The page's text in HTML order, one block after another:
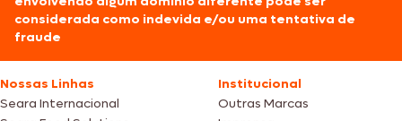
considerada como indevida e/ou uma tentativa de
fraude
Nossas Linhas
Seara Internacional
Institucional
Outras Marcas